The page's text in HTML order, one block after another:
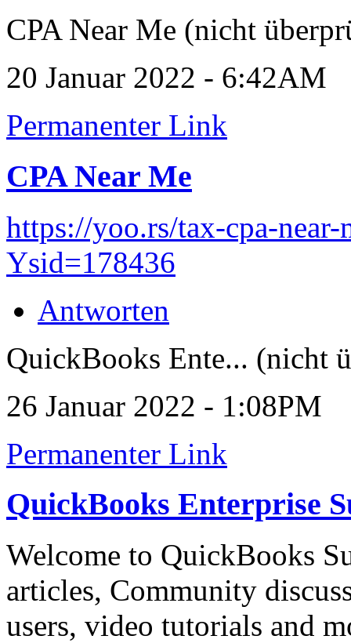
CPA Near Me (nicht
20 Januar 2022 - 6:42AM
Permanenter Link
CPA Near Me
https://yoo.rs/tax-cpa-
Ysid=178436
Antworten
QuickBooks Ente... (nicht
26 Januar 2022 - 1:08PM
Permanenter Link
QuickBooks Enterprise
Welcome to QuickBooks
articles, Community
users, video tutorials and